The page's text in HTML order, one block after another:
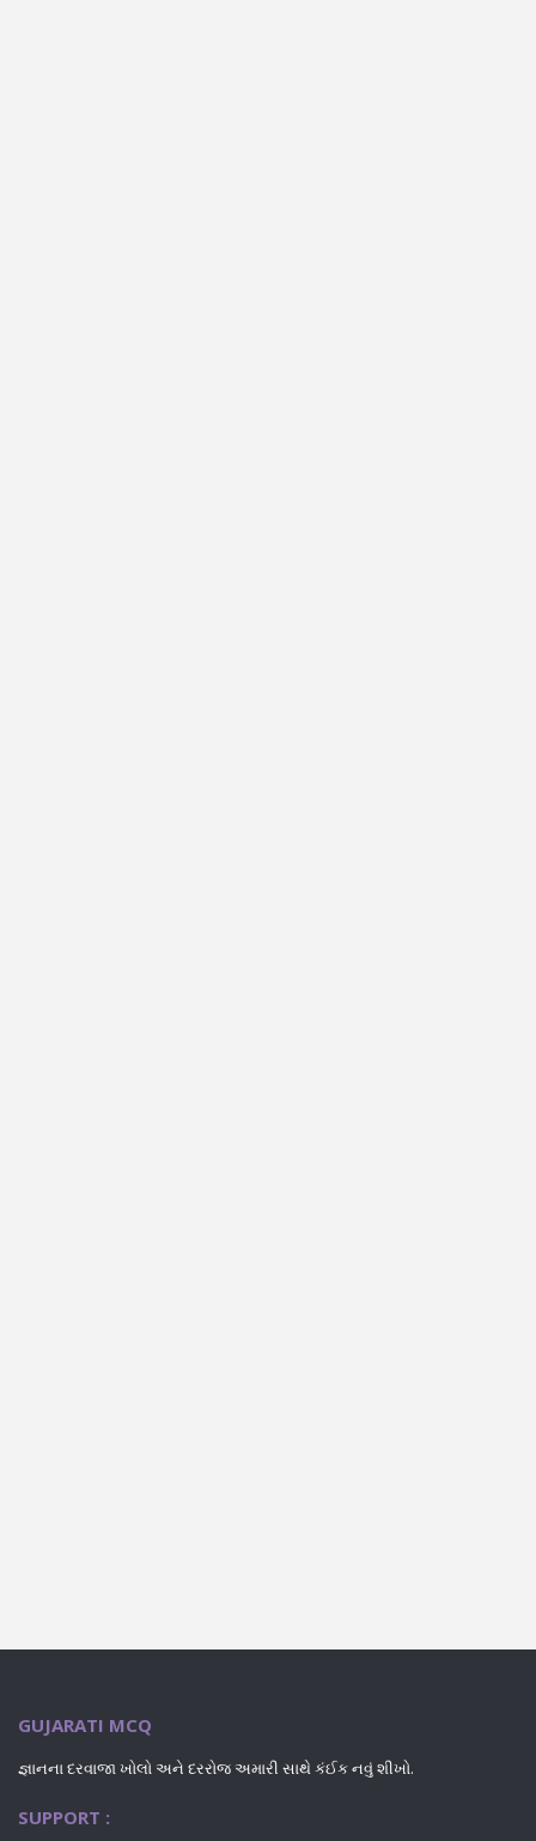
GUJARATI MCQ
જ્ઞાનના દરવાજા ખોલો અને દરરોજ અમારી સાથે કંઈક નવું શીખો.
SUPPORT :